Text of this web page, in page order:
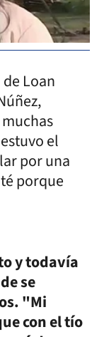
Loan
el
por una
porque
y todavía
se
"Mi
con el tío